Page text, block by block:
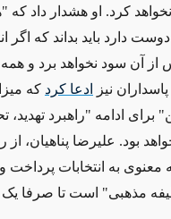
کرد. او هشدار داد که
دارد باید بداند که اگر
از آن سود نخواهد برد و
نیز
ادعا کرد که
ادامه "راهبرد تهدید،
بود. علیرضا پناهیان، از
معنوی به انتخابات پرداخت و
مذهبی" است تا صرفا